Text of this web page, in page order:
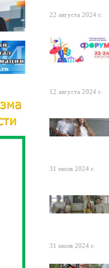
22 августа 2024 г.
12 августа 2024 г.
31 июля 2024 г.
31 июля 2024 г.